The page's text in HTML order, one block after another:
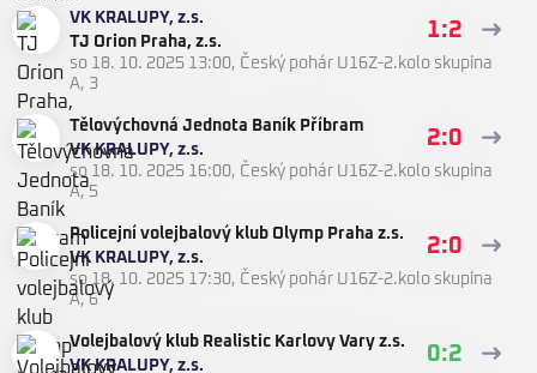
VK KRALUPY, z.s.
TJ Orion Praha, z.s.
1:2
so 18. 10. 2025 13:00, Český pohár U16Z-2.kolo skupina
A, 3
Tělovýchovná Jednota Baník Příbram
VK KRALUPY, z.s.
2:0
so 18. 10. 2025 16:00, Český pohár U16Z-2.kolo skupina
A, 5
Policejní volejbalový klub Olymp Praha z.s.
VK KRALUPY, z.s.
2:0
so 18. 10. 2025 17:30, Český pohár U16Z-2.kolo skupina
A, 6
Volejbalový klub Realistic Karlovy Vary z.s.
VK KRALUPY, z.s.
0:2